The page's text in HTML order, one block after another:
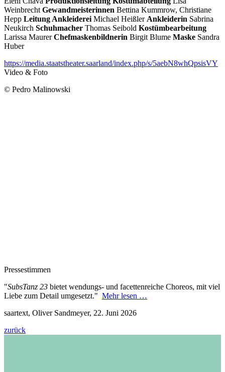
Weinbrecht Gewandmeisterinnen Bettina Kummrow, Christiane
Hepp Leitung Ankleiderei Michael Heißler Ankleiderin Sabrina
Neukirch Schuhmacher Thomas Seibold Kostümbearbeitung
Larissa MaurerChefmaskenbildnerin Birgit Blume Maske Sandra
Huber
https://media.staatstheater.saarland/index.php/s/5aebN8whQpsisVY
Video & Foto
© Pedro Malinowski
Pressestimmen
"SubsTanz 23 bietet wendungs- und facettenreiche Choreos, mit viel
Liebe zum Detail umgesetzt." Mehr lesen …
saartext, Oliver Sandmeyer, 22. Juni 2026
zurück